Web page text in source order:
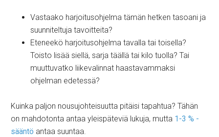
Vastaako harjoitusohjelma tämän hetken tasoani ja
suunniteltuja tavoitteita?
Eteneekö harjoitusohjelma tavalla tai toisella?
Toisto lisää siellä, sarja täällä tai kilo tuolla? Tai
muuttuvatko liikevalinnat haastavammaksi
ohjelman edetessä?
Kuinka paljon nousujohteisuutta pitäisi tapahtua? Tähän
on mahdotonta antaa yleispäteviä lukuja, mutta 1-3 % -
sääntö antaa suuntaa.